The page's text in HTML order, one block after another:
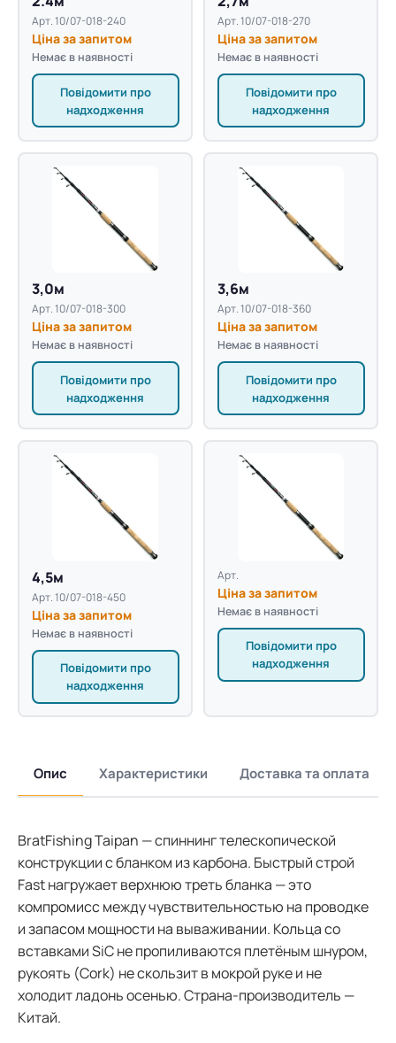
Арт. 10/07-018-240
Ціна за запитом
Немає в наявності
Повідомити про
надходження
Арт. 10/07-018-270
Ціна за запитом
Немає в наявності
Повідомити про
надходження
3,0м
Арт. 10/07-018-300
Ціна за запитом
Немає в наявності
Повідомити про
надходження
3,6м
Арт. 10/07-018-360
Ціна за запитом
Немає в наявності
Повідомити про
надходження
4,5м
Арт. 10/07-018-450
Ціна за запитом
Немає в наявності
Повідомити про
надходження
Арт.
Ціна за запитом
Немає в наявності
Повідомити про
надходження
Опис Характеристики Доставка та оплата
BratFishing Taipan — спиннинг телескопической
конструкции с бланком из карбона. Быстрый строй
Fast нагружает верхнюю треть бланка — это
компромисс между чувствительностью на проводке
и запасом мощности на вываживании. Кольца со
вставками SiC не пропиливаются плетёным шнуром,
рукоять (Cork) не скользит в мокрой руке и не
холодит ладонь осенью. Страна-производитель —
Китай.